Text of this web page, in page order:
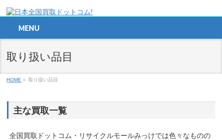
MENU
取り扱い品目
HOME » 取り扱い品目
主な買取一覧
全国買取ドットコム・リサイクルモールみっけでは色々なものの